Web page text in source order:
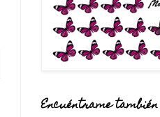
Encuéntrame también